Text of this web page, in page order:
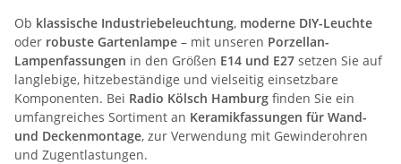
Ob klassische Industriebeleuchtung, moderne DIY-Leuchte
oder robuste Gartenlampe – mit unseren Porzellan-
Lampenfassungen in den Größen E14 und E27 setzen Sie auf
langlebige, hitzebeständige und vielseitig einsetzbare
Komponenten. Bei Radio Kölsch Hamburg finden Sie ein
umfangreiches Sortiment an Keramikfassungen für Wand-
und Deckenmontage, zur Verwendung mit Gewinderohren
und Zugentlastungen.